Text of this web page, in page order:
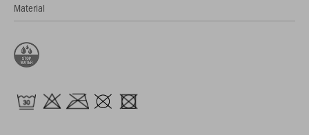
Material